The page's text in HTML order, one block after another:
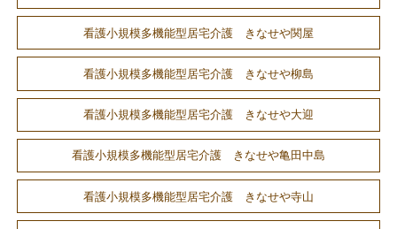
看護小規模多機能型居宅介護 きなせや関屋
看護小規模多機能型居宅介護 きなせや柳島
看護小規模多機能型居宅介護 きなせや大迎
看護小規模多機能型居宅介護 きなせや亀田中島
看護小規模多機能型居宅介護 きなせや寺山